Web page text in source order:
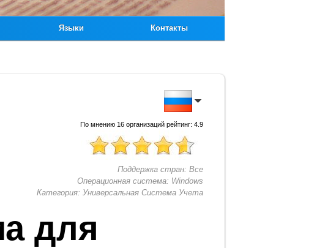
Языки Контакты
По мнению 16 организаций рейтинг: 4.9
Поддержка стран: Все
Операционная система: Windows
Категория: Универсальная Система Учета
для